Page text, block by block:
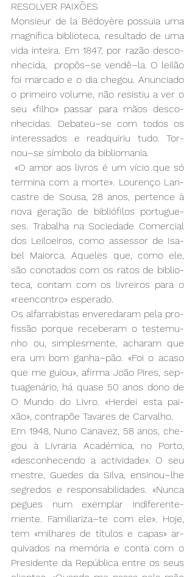
RE­SOL­VER PAI­XÕES
Mon­sieur de la Bé­doyè­re pos­suia uma
mag­ní­fi­ca bi­blio­te­ca, re­sul­ta­do de uma
vi­da in­tei­ra. Em 1847, por ra­zão des­co­
nhe­ci­da,  pro­pôs­–se ven­dê­–la. O lei­lão
foi mar­ca­do e o dia che­gou. Anun­cia­do
o pri­mei­ro vo­lu­me, não re­sis­tiu a ver o
seu «fi­lho» pas­sar pa­ra mãos des­co­
nhe­ci­das. De­ba­teu­–se com to­dos os
in­te­res­sa­dos e read­qui­riu tu­do. Tor­
nou­–se sím­bo­lo da bi­blio­ma­nia.
«O amor aos li­vros é um ví­cio que só
ter­mi­na com a mor­te». Lou­ren­ço Lan­
cas­tre de Sou­sa, 28 anos, per­ten­ce à
no­va ge­ra­ção de bi­blió­fi­los por­tu­gue­
ses. Tra­ba­lha na So­cie­da­de Co­mer­cial
dos Lei­loei­ros, co­mo asses­sor de Isa­
bel Maior­ca. Aque­les que, co­mo ele,
são co­no­ta­dos com os ra­tos de bi­blio­
te­ca, con­tam com os li­vrei­ros pa­ra o
«reen­con­tro» es­pe­ra­do.
Os al­far­ra­bis­tas en­ve­re­da­ram pe­la pro­
fis­são por­que re­ce­be­ram o tes­te­mu­
nho ou, sim­ples­men­te, acha­ram que
era um bom ga­nha­–pão. «Foi o aca­so
que me guiou», afir­ma João Pi­res, sep­
tua­ge­ná­rio, há qua­se 50 anos do­no de
O Mun­do do Li­vro. «Her­dei es­ta pai­
xão», con­tra­põe Ta­va­res de Car­va­lho.
Em 1948, Nu­no Ca­na­vez, 58 anos, che­
gou à Li­vra­ria Aca­dé­mi­ca, no Por­to,
«des­co­nhe­cen­do a ac­ti­vi­da­de». O seu
mes­tre, Gue­des da Sil­va, en­si­nou­–lhe
se­gre­dos e res­pon­sa­bi­li­da­des. «Nun­ca
pe­gues num exem­plar in­di­fe­ren­te­
men­te. Fa­mi­lia­ri­za­–te com ele». Ho­je,
tem «mi­lha­res de tí­tu­los e ca­pas» ar­
qui­va­dos na me­mó­ria e con­ta com o
Pre­si­den­te da Re­pú­bli­ca en­tre os seus